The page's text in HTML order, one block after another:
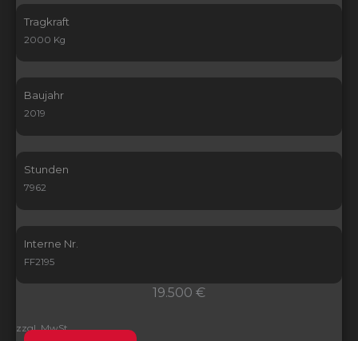
Tragkraft
2000 Kg
Baujahr
2019
Stunden
7962
Interne Nr.
FF2195
19.500 €
zzgl. MwSt.